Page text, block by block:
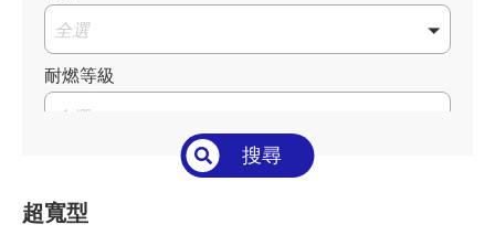
全選
耐燃等級
全選
全選
搜尋
超寬型